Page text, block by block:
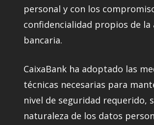
personal y con los
confidencialidad propios de la
bancaria.
CaixaBank ha adoptado las
técnicas necesarias para
nivel de seguridad requerido,
naturaleza de los datos